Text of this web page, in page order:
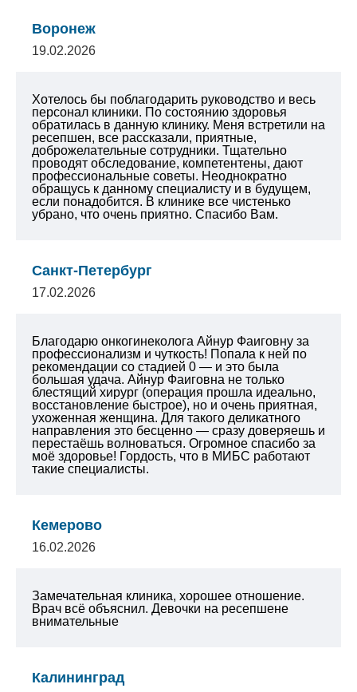
Воронеж
19.02.2026
Хотелось бы поблагодарить руководство и весь
персонал клиники. По состоянию здоровья
обратилась в данную клинику. Меня встретили на
ресепшен, все рассказали, приятные,
доброжелательные сотрудники. Тщательно
проводят обследование, компетентены, дают
профессиональные советы. Неоднократно
обращусь к данному специалисту и в будущем,
если понадобится. В клинике все чистенько
убрано, что очень приятно. Спасибо Вам.
Санкт-Петербург
17.02.2026
Благодарю онкогинеколога Айнур Фаиговну за
профессионализм и чуткость! Попала к ней по
рекомендации со стадией 0 — и это была
большая удача. Айнур Фаиговна не только
блестящий хирург (операция прошла идеально,
восстановление быстрое), но и очень приятная,
ухоженная женщина. Для такого деликатного
направления это бесценно — сразу доверяешь и
перестаёшь волноваться. Огромное спасибо за
моё здоровье! Гордость, что в МИБС работают
такие специалисты.
Кемерово
16.02.2026
Замечательная клиника, хорошее отношение.
Врач всё объяснил. Девочки на ресепшене
внимательные
Калининград